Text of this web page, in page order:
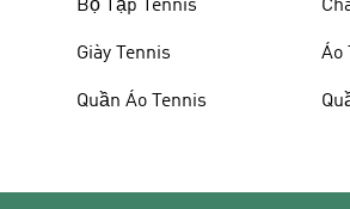
Bộ Tập Tennis
Giày Tennis
Quần Áo Tennis
Áo